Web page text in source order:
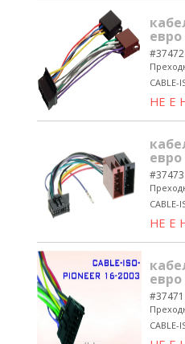
евро
#37472
CABLE-
НЕ Е
евро
#37473
CABLE-
НЕ Е
евро
#37471
CABLE-